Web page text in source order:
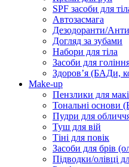
SPF засоби для
Автозасмага
Дезодоранти/
Догляд за зубами
Набори для тіла
Засоби для
Здоровʼя (БАДи,
Make-up
Пензлики для
Тональні основи
Пудри для
Туш для вій
Тіні для повік
Засоби для брів
Підводки/олівці